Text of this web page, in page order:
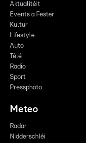
Aktualitéit
Events a Fester
Kultur
Lifestyle
Auto
Télé
Radio
Sport
Pressphoto
Meteo
Radar
Nidderschléi